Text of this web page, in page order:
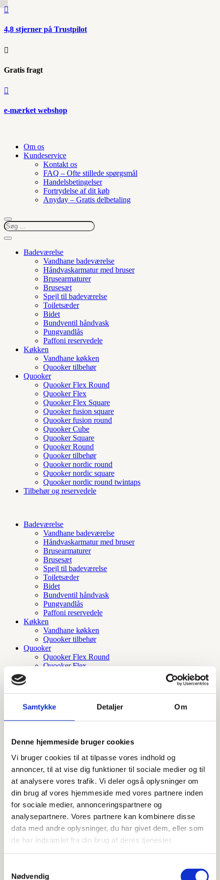
Samtykke Detaljer Om
Denne hjemmeside bruger cookies
Vi bruger cookies til at tilpasse vores indhold og
annoncer, til at vise dig funktioner til sociale medier og til
at analysere vores trafik. Vi deler også oplysninger om
din brug af vores hjemmeside med vores partnere inden
for sociale medier, annonceringspartnere og
analysepartnere. Vores partnere kan kombinere disse
data med andre oplysninger, du har givet dem, eller som
de har indsamlet fra din brug af deres tjenester.
Nødvendig

4,8 stjerner på Trustpilot

Gratis fragt

e-mærket webshop
Om os
Kundeservice
Kontakt os
FAQ – Ofte stillede spørgsmål
Handelsbetingelser
Fortrydelse af dit køb
Anyday – Gratis delbetaling
Badeværelse
Vandhane badeværelse
Håndvaskarmatur med bruser
Brusearmaturer
Brusesæt
Spejl til badeværelse
Toiletsæder
Bidet
Bundventil håndvask
Pungvandlås
Paffoni reservedele
Køkken
Vandhane køkken
Quooker tilbehør
Quooker
Quooker Flex Round
Quooker Flex
Quooker Flex Square
Quooker fusion square
Quooker fusion round
Quooker Cube
Quooker Square
Quooker Round
Quooker tilbehør
Quooker nordic round
Quooker nordic square
Quooker nordic round twintaps
Tilbehør og reservedele
Badeværelse
Vandhane badeværelse
Håndvaskarmatur med bruser
Brusearmaturer
Brusesæt
Spejl til badeværelse
Toiletsæder
Bidet
Bundventil håndvask
Pungvandlås
Paffoni reservedele
Køkken
Vandhane køkken
Quooker tilbehør
Quooker
Quooker Flex Round
Quooker Flex
Quooker fusion round
Quooker Square
Quooker Round
Quooker nordic square
Quooker nordic round twintaps
Tilbehør og reservedele
Forside/ Vare Størrelser / Ø75 lodret udløb 900mm sort rib
Ø75 lodret udløb 900mm sort
rib
Viser 1 resultat